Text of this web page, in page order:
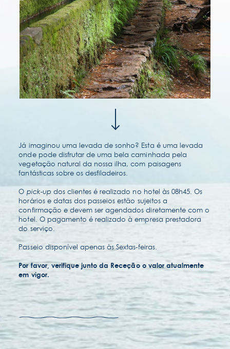
contato & localização
perguntas frequentes
Já imaginou uma levada de sonho? Esta é uma levada
onde pode disfrutar de uma bela caminhada pela
vegetação natural da nossa ilha, com paisagens
fantásticas sobre os desfiladeiros.
O pick-up dos clientes é realizado no hotel às 08h45. Os
horários e datas dos passeios estão sujeitos a
confirmação e devem ser agendados diretamente com o
hotel. O pagamento é realizado à empresa prestadora
do serviço.
Passeio disponível apenas às Sextas-feiras.
Por favor, verifique junto da Receção o valor atualmente
em vigor.